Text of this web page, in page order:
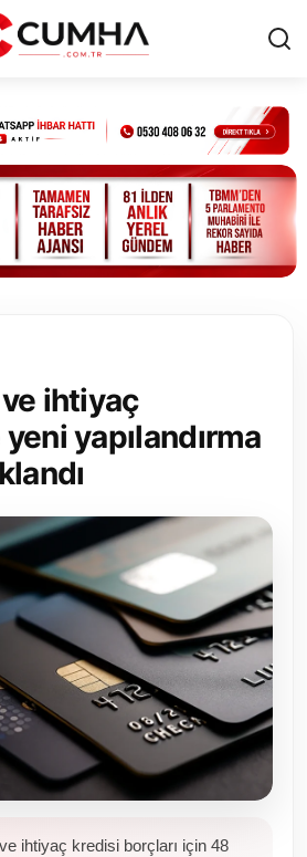
Kurullar
ihtiyaç
yapılandırma
ihtiyaç kredisi borçları için 48